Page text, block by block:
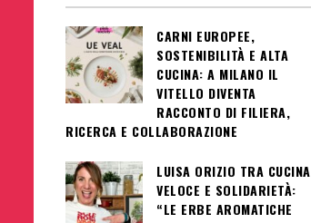
CARNI EUROPEE,
SOSTENIBILITÀ E ALTA
CUCINA: A MILANO IL
VITELLO DIVENTA
RACCONTO DI FILIERA,
RICERCA E COLLABORAZIONE
LUISA ORIZIO TRA CUCINA
VELOCE E SOLIDARIETÀ:
“LE ERBE AROMATICHE